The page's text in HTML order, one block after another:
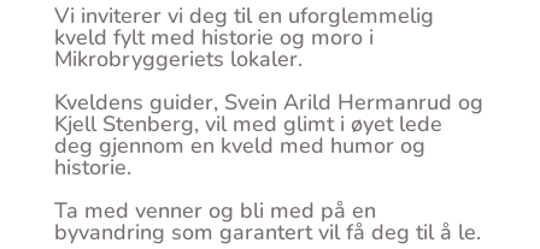
Vi inviterer vi deg til en uforglemmelig
kveld fylt med historie og moro i
Mikrobryggeriets lokaler.
Kveldens guider, Svein Arild Hermanrud og
Kjell Stenberg, vil med glimt i øyet lede
deg gjennom en kveld med humor og
historie.
Ta med venner og bli med på en
byvandring som garantert vil få deg til å le.